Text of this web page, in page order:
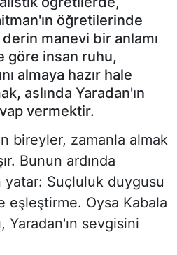
öğretilerinde
derin manevi bir anlamı
göre insan ruhu,
almaya hazır hale
aslında Yaradan'ın
vermektir.
bireyler, zamanla almak
Bunun ardında
Suçluluk duygusu
eşleştirme. Oysa Kabala
Yaradan'ın sevgisini